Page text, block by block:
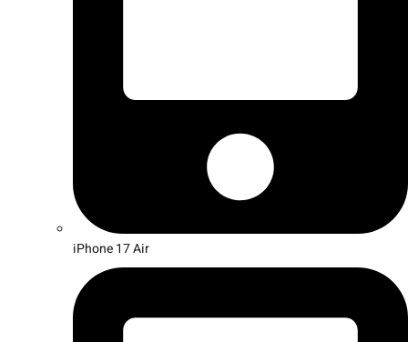
iPhone 17 Air